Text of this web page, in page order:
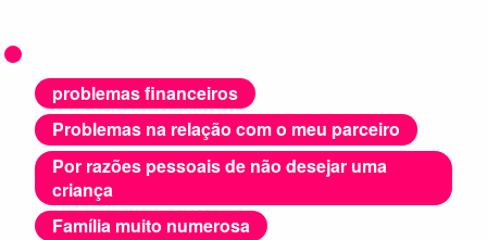
problemas financeiros
Problemas na relação com o meu parceiro
Por razões pessoais de não desejar uma
criança
Família muito numerosa